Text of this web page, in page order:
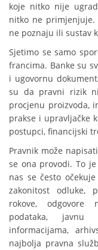
koje nitko nije
nitko ne primjenjuje.
ne poznaju ili sustav
Sjetimo se samo
francima. Banke su
i ugovornu
su da pravni rizik
procjenu proizvoda,
prakse i upravljačke
postupci, financijski
Pravnik može
se ona provodi. To
nas se često
zakonitost odluke,
rokove, odgovore
podataka, javnu
informacijama,
najbolja pravna